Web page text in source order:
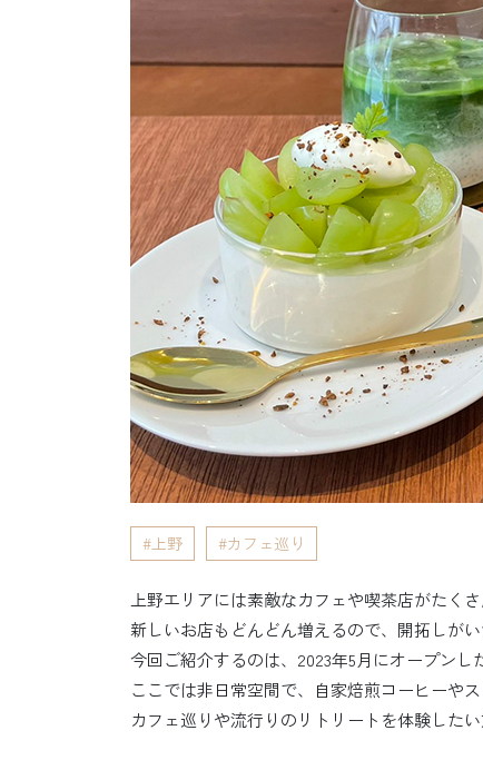
上野 カフェ巡り
上野エリアには素敵なカフェや喫茶店がたくさ
新しいお店もどんどん増えるので、開拓しがい
今回ご紹介するのは、2023年5月にオープンし
ここでは非日常空間で、自家焙煎コーヒーやス
カフェ巡りや流行りのリトリートを体験した